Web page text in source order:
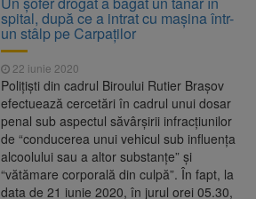
spital, după ce a intrat cu mașina într-
un stâlp pe Carpaților
22 iunie 2020
Polițiști din cadrul Biroului Rutier Brașov
efectuează cercetări în cadrul unui dosar
penal sub aspectul săvârșirii infracțiunilor
de “conducerea unui vehicul sub influența
alcoolului sau a altor substanțe” și
“vătămare corporală din culpă”. În fapt, la
data de 21 iunie 2020, în jurul orei 05.30,